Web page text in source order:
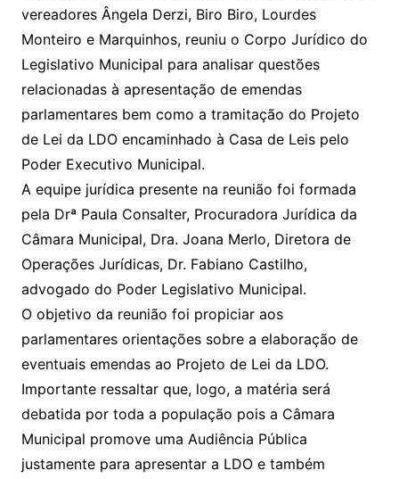
vereadores Ângela Derzi, Biro Biro, Lourdes
Monteiro e Marquinhos, reuniu o Corpo Jurídico do
Legislativo Municipal para analisar questões
relacionadas à apresentação de emendas
parlamentares bem como a tramitação do Projeto
de Lei da LDO encaminhado à Casa de Leis pelo
Poder Executivo Municipal.
A equipe jurídica presente na reunião foi formada
pela Drª Paula Consalter, Procuradora Jurídica da
Câmara Municipal, Dra. Joana Merlo, Diretora de
Operações Jurídicas, Dr. Fabiano Castilho,
advogado do Poder Legislativo Municipal.
O objetivo da reunião foi propiciar aos
parlamentares orientações sobre a elaboração de
eventuais emendas ao Projeto de Lei da LDO.
Importante ressaltar que, logo, a matéria será
debatida por toda a população pois a Câmara
Municipal promove uma Audiência Pública
justamente para apresentar a LDO e também